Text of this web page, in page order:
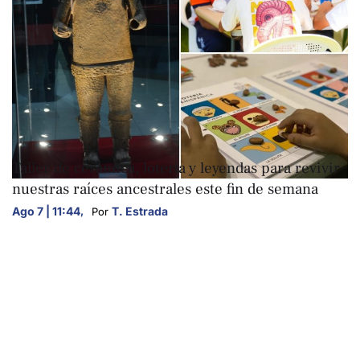
ARTE Y CULTURA
Taller de cerámica, lotería y leyendas para revivir
nuestras raíces ancestrales este fin de semana
Ago 7 | 11:44, Por T. Estrada